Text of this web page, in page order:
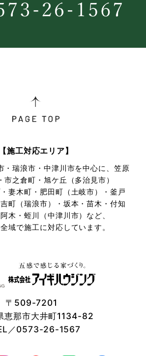
【施工対応エリア】
・瑞浪市・中津川市を中心に、笠原
市之倉町・旭ケ丘（多治見市）
妻木町・肥田町（土岐市）・釜戸
町（瑞浪市）・坂本・苗木・付知
木・蛭川（中津川市）など、
域で施工に対応しています。
〒509-7201
恵那市大井町1134-82
／0573-26-1567